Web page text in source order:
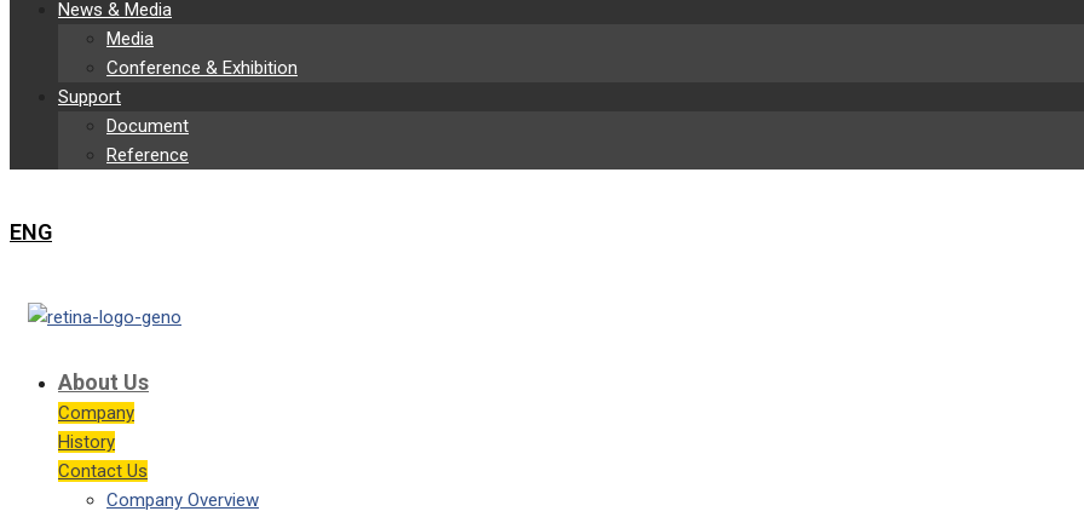
News & Media
Media
Conference & Exhibition
Support
Document
Reference
ENG
About Us
Company
History
Contact Us
Company Overview